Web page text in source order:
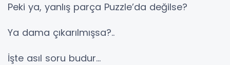
Peki ya, yanlış parça Puzzle’da değilse?
Ya dama çıkarılmışsa?..
İşte asıl soru budur...